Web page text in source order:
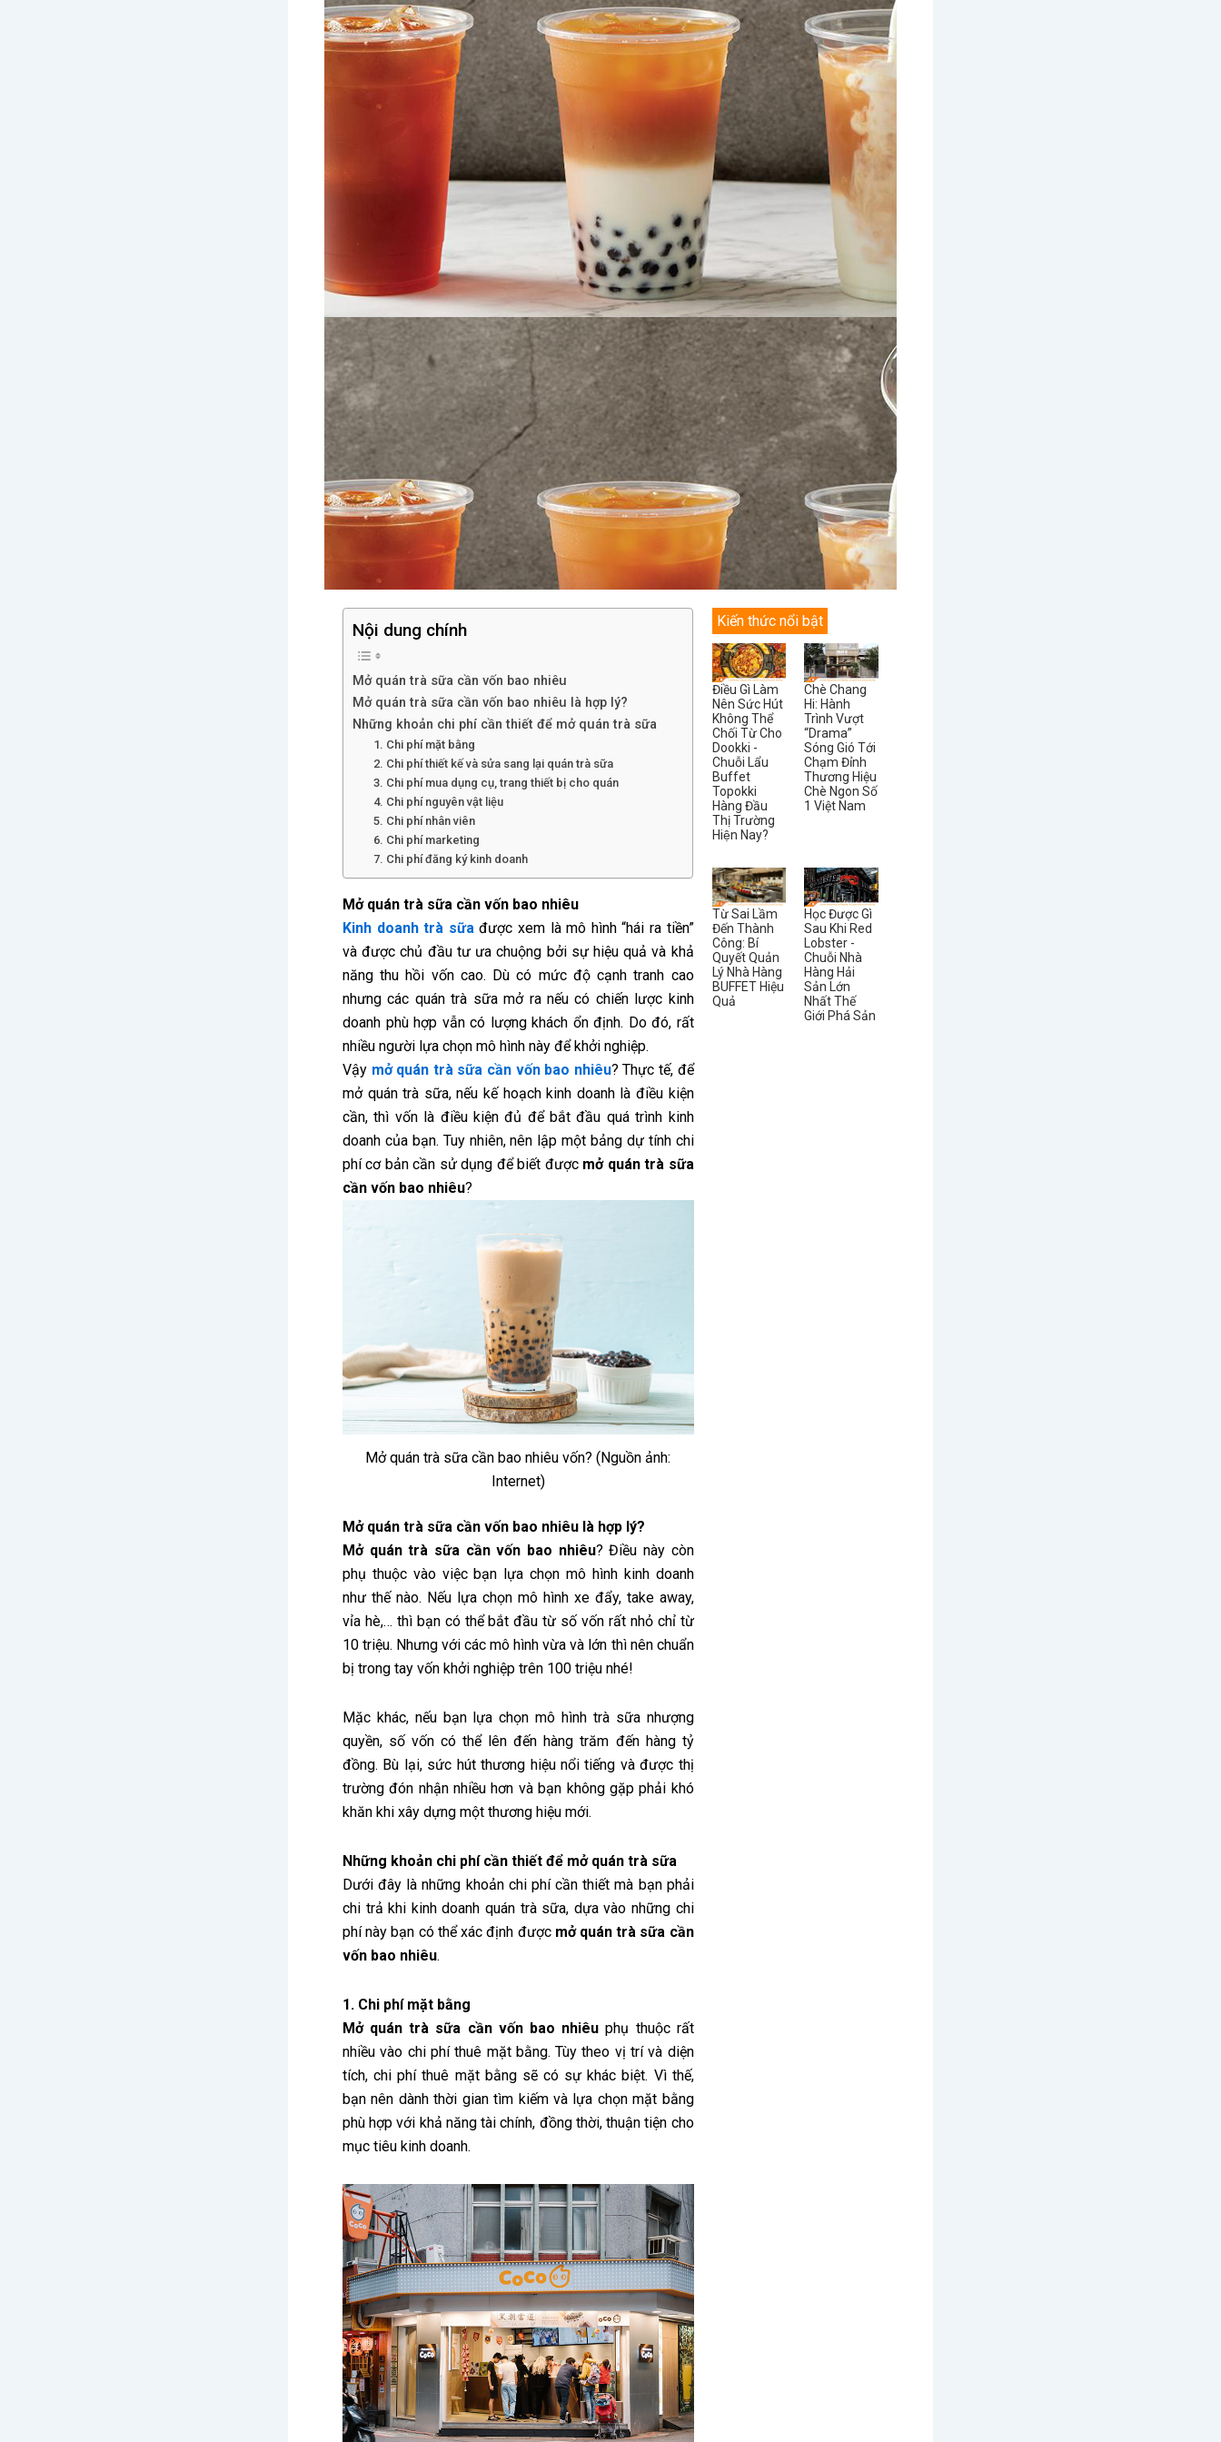
Nội dung chính
Mở quán trà sữa cần vốn bao nhiêu
Mở quán trà sữa cần vốn bao nhiêu là hợp lý?
Những khoản chi phí cần thiết để mở quán trà sữa
1. Chi phí mặt bằng
2. Chi phí thiết kế và sửa sang lại quán trà sữa
3. Chi phí mua dụng cụ, trang thiết bị cho quán
4. Chi phí nguyên vật liệu
5. Chi phí nhân viên
6. Chi phí marketing
7. Chi phí đăng ký kinh doanh
Mở quán trà sữa cần vốn bao nhiêu
Kinh doanh trà sữađược xem là mô hình “hái ra tiền”
và được chủ đầu tư ưa chuộng bởi sự hiệu quả và khả
năng thu hồi vốn cao. Dù có mức độ cạnh tranh cao
nhưng các quán trà sữa mở ra nếu có chiến lược kinh
doanh phù hợp vẫn có lượng khách ổn định. Do đó, rất
nhiều người lựa chọn mô hình này để khởi nghiệp.
Vậy mở quán trà sữa cần vốn bao nhiêu? Thực tế, để
mở quán trà sữa, nếu kế hoạch kinh doanh là điều kiện
cần, thì vốn là điều kiện đủ để bắt đầu quá trình kinh
doanh của bạn. Tuy nhiên, nên lập một bảng dự tính chi
phí cơ bản cần sử dụng để biết được mở quán trà sữa
cần vốn bao nhiêu?
Mở quán trà sữa cần bao nhiêu vốn? (Nguồn ảnh:
Internet)
Mở quán trà sữa cần vốn bao nhiêu là hợp lý?
Mở quán trà sữa cần vốn bao nhiêu? Điều này còn
phụ thuộc vào việc bạn lựa chọn mô hình kinh doanh
như thế nào. Nếu lựa chọn mô hình xe đẩy, take away,
vỉa hè,… thì bạn có thể bắt đầu từ số vốn rất nhỏ chỉ từ
10 triệu. Nhưng với các mô hình vừa và lớn thì nên chuẩn
bị trong tay vốn khởi nghiệp trên 100 triệu nhé!
Mặc khác, nếu bạn lựa chọn mô hình trà sữa nhượng
quyền, số vốn có thể lên đến hàng trăm đến hàng tỷ
đồng. Bù lại, sức hút thương hiệu nổi tiếng và được thị
trường đón nhận nhiều hơn và bạn không gặp phải khó
khăn khi xây dựng một thương hiệu mới.
Những khoản chi phí cần thiết để mở quán trà sữa
Dưới đây là những khoản chi phí cần thiết mà bạn phải
chi trả khi kinh doanh quán trà sữa, dựa vào những chi
phí này bạn có thể xác định được mở quán trà sữa cần
vốn bao nhiêu.
1. Chi phí mặt bằng
Mở quán trà sữa cần vốn bao nhiêu phụ thuộc rất
nhiều vào chi phí thuê mặt bằng. Tùy theo vị trí và diện
tích, chi phí thuê mặt bằng sẽ có sự khác biệt. Vì thế,
bạn nên dành thời gian tìm kiếm và lựa chọn mặt bằng
phù hợp với khả năng tài chính, đồng thời, thuận tiện cho
mục tiêu kinh doanh.
Kiến thức nổi bật
Điều Gì Làm
Nên Sức Hút
Không Thể
Chối Từ Cho
Dookki -
Chuỗi Lẩu
Buffet
Topokki
Hàng Đầu
Thị Trường
Hiện Nay?
Chè Chang
Hi: Hành
Trình Vượt
“Drama”
Sóng Gió Tới
Chạm Đỉnh
Thương Hiệu
Chè Ngon Số
1 Việt Nam
Từ Sai Lầm
Đến Thành
Công: Bí
Quyết Quản
Lý Nhà Hàng
BUFFET Hiệu
Quả
Học Được Gì
Sau Khi Red
Lobster -
Chuỗi Nhà
Hàng Hải
Sản Lớn
Nhất Thế
Giới Phá Sản